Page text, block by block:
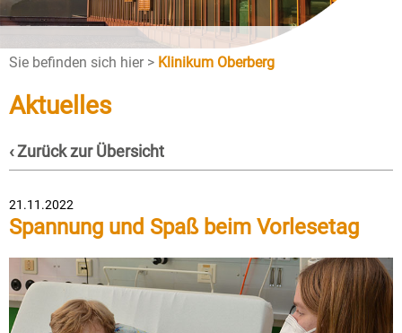
Sie befinden sich hier > Klinikum Oberberg
Aktuelles
‹ Zurück zur Übersicht
21.11.2022
Spannung und Spaß beim Vorlesetag